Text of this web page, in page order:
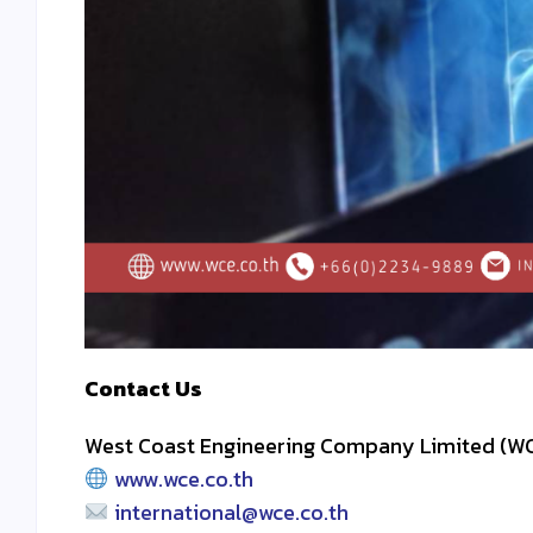
Contact Us
West Coast Engineering Company Limited
www.wce.co.th
international@wce.co.th